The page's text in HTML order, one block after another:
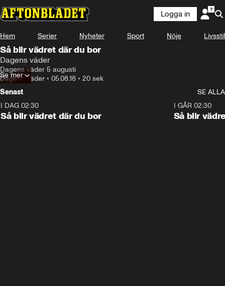
Logga in
Hem Serier Nyheter Sport Nöje Livsstil
Så blir vädret där du bor
Dagens väder
Dagens väder 5 augusti
Dagens väder • 05.08.18 • 20 sek
Se mer
Senast
SE ALLA
I DAG 02:30
Så blir vädret där du bor
I GÅR 02:30
Så blir